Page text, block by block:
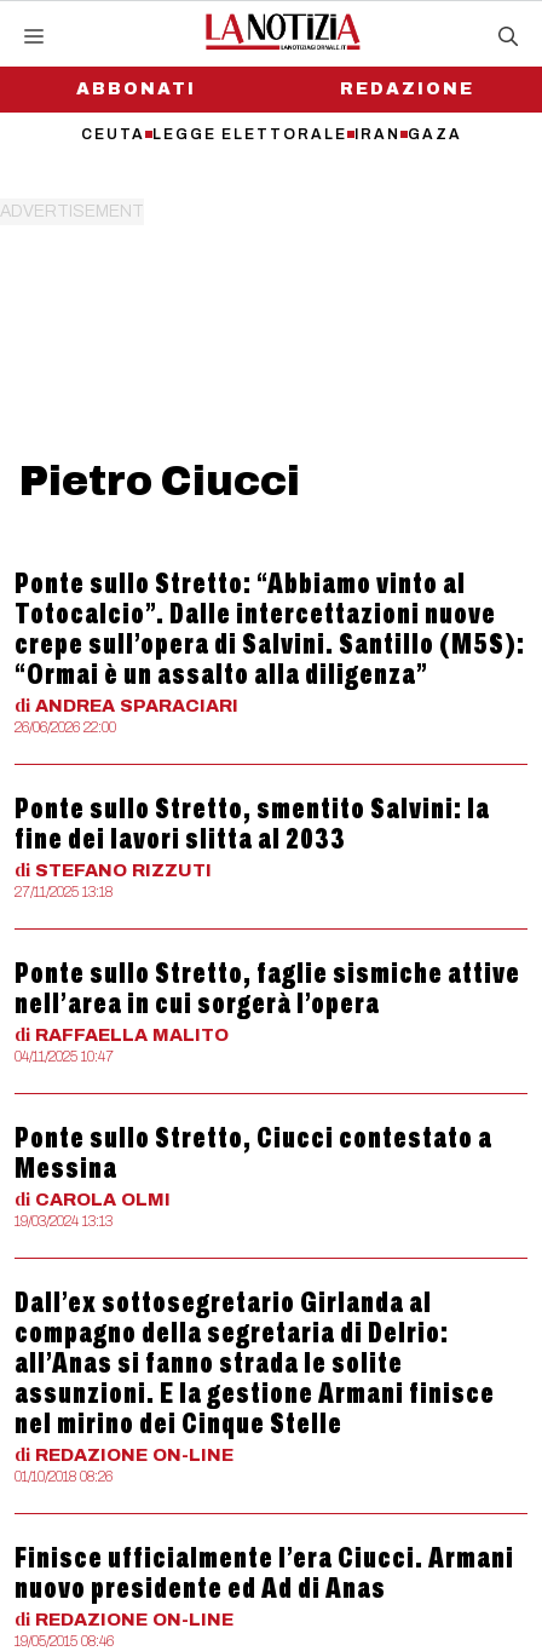
contenutoABBONATI
CEUTA LEGGE ELETTORALE IRAN GAZA
REDAZIONE
Pietro Ciucci
Ponte sullo Stretto: “Abbiamo vinto al
Totocalcio”. Dalle intercettazioni nuove
crepe sull’opera di Salvini. Santillo (M5S):
“Ormai è un assalto alla diligenza”
di ANDREA SPARACIARI
26/06/2026 22:00
Ponte sullo Stretto, smentito Salvini: la
fine dei lavori slitta al 2033
di STEFANO RIZZUTI
27/11/2025 13:18
Ponte sullo Stretto, faglie sismiche attive
nell’area in cui sorgerà l’opera
di RAFFAELLA MALITO
04/11/2025 10:47
Ponte sullo Stretto, Ciucci contestato a
Messina
di CAROLA OLMI
19/03/2024 13:13
Dall’ex sottosegretario Girlanda al
compagno della segretaria di Delrio:
all’Anas si fanno strada le solite
assunzioni. E la gestione Armani finisce
nel mirino dei Cinque Stelle
di REDAZIONE ON-LINE
01/10/2018 08:26
Finisce ufficialmente l’era Ciucci. Armani
nuovo presidente ed Ad di Anas
di REDAZIONE ON-LINE
19/05/2015 08:46